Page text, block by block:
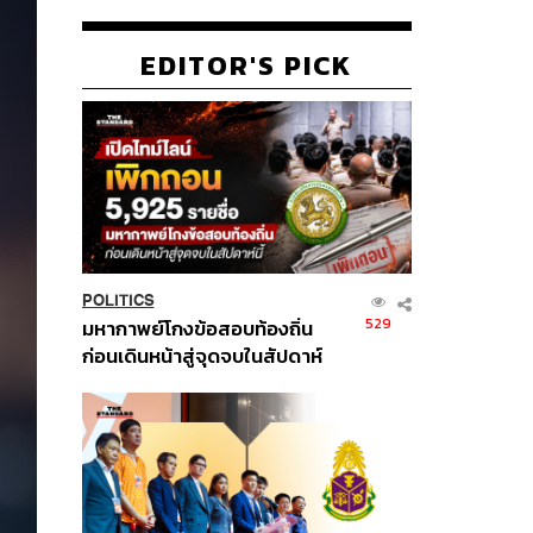
EDITOR'S PICK
POLITICS
มหากาพย์โกงข้อสอบท้องถิ่น
ก่อนเดินหน้าสู่จุดจบในสัปดาห์
529